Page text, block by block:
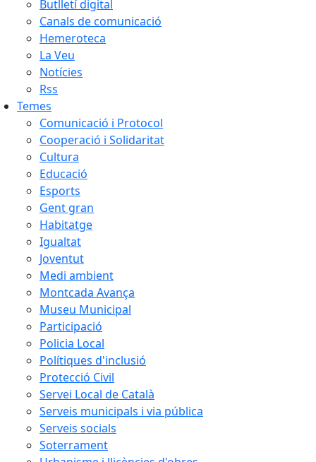
Butlletí digital
Canals de comunicació
Hemeroteca
La Veu
Notícies
Rss
Temes
Comunicació i Protocol
Cooperació i Solidaritat
Cultura
Educació
Esports
Gent gran
Habitatge
Igualtat
Joventut
Medi ambient
Montcada Avança
Museu Municipal
Participació
Policia Local
Polítiques d'inclusió
Protecció Civil
Servei Local de Català
Serveis municipals i via pública
Serveis socials
Soterrament